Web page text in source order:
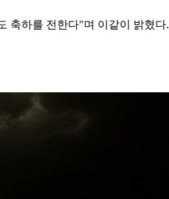
축하를 전한다"며 이같이 밝혔다.